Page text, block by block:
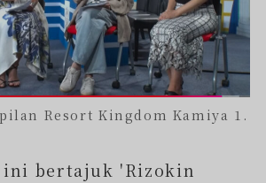
Resort Kingdom Kamiya 1.
ini bertajuk 'Rizokin